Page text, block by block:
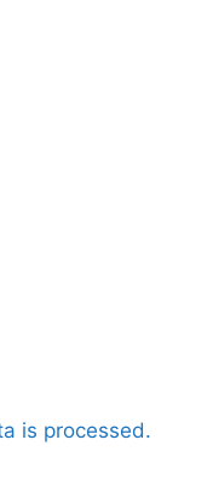
is processed.